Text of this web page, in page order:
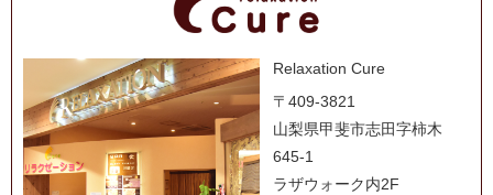
Relaxation Cure
〒409-3821
山梨県甲斐市志田字柿木
645-1
ラザウォーク内2F